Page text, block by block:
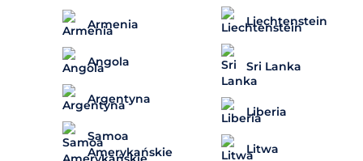
Armenia
Angola
Argentyna
Samoa
Amerykańskie
Liechtenstein
Sri Lanka
Liberia
Litwa